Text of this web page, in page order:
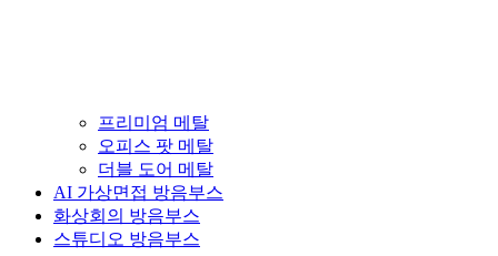
프리미엄 메탈
오피스 팟 메탈
더블 도어 메탈
AI 가상면접 방음부스
화상회의 방음부스
스튜디오 방음부스